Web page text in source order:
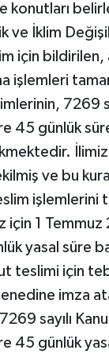
konutları
ve İklim
için bildirilen,
işlemleri
7269
45 günlük
ve bu
işlemlerini
için 1
yasal süre
teslimi için
imza
sayılı
45 günlük